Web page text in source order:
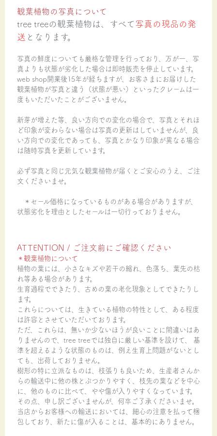
観葉植物の写真について
tree treeの観葉植物は、すべて写真の現品の発
送 となります。
写真の鮮度についても厳格な管理を行っており、万が一、写
真よりも状態が劣化した場合は即時販売を停止しています。
web shop開業後15年が経ちますが、お客さまにお届けした
観葉植物が写真と違う（状態が悪い）といったクレームは一
度もいただいたことがございません。
新芽が増えた等、良い方向での変化の場合で、写真とそれほ
ど印象が変わらない場合は写真の更新はしていませんが、良
い方向での変化であっても、写真とかなり印象が異なる場合
は随時写真を更新しています。
必ず写真と同じ元気な観葉植物が届くとご安心のうえ、ご注
文くださいませ。
＊セール価格になっているものがある場合がありますが、
状態劣化を理由としたセールは一切行っておりません。
ATTENTION / ご注文前にご確認ください
＊観葉植物について
植物の葉には、小さなキズや若干の縮れ、色落ち、葉先の枯
れ等ある場合があります。
生育過程でできたり、古めの葉の老化現象としてできたりし
ます。
これらについては、生きている植物の特性として、ある程度
は許容とさせていただいております。
ただ、これらは、無いか少ないほうが良いことに間違いはあ
りませんので、tree treeでは独自に厳しい基準を設けて、 基
準を超えるような状態のものは、例え生育上問題がないとし
ても、出荷しておりません。
樹形の特に立派なものは、枝張りも良いため、生産者さんか
らの輸送中に他の株とぶつかりやすく、枝先の葉などを中心
に、他のものに比べて、やや傷が入りやすくなっています。
その点、申し訳ございませんが、何卒ご了承くださいませ。
当店からお客様への輸送においては、細心の注意を払って梱
包しており、新たに傷が入ることは、基本的にありません。